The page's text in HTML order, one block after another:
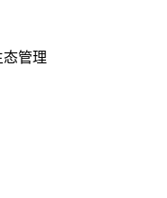
管理